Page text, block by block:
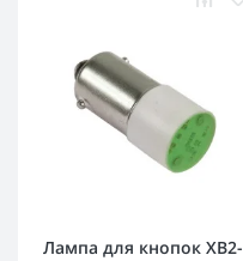
Лампа для кнопок XB2-